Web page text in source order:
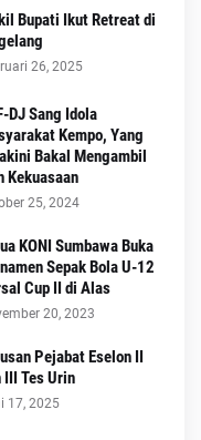
Bupati Ikut Retreat di
26, 2025
DJ Sang Idola
Kempo, Yang
Bakal Mengambil
Kekuasaan
25, 2024
KONI Sumbawa Buka
Sepak Bola U-12
Cup II di Alas
20, 2023
Pejabat Eselon II
III Tes Urin
17, 2025